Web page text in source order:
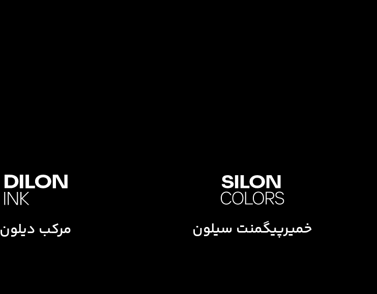
خمیرپیگمنت سیلون مرکب دیلون